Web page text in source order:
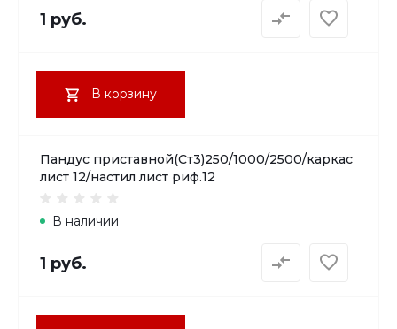
1 руб.
В корзину
Пандус приставной(Ст3)250/1000/2500/каркас
лист 12/настил лист риф.12
В наличии
1 руб.